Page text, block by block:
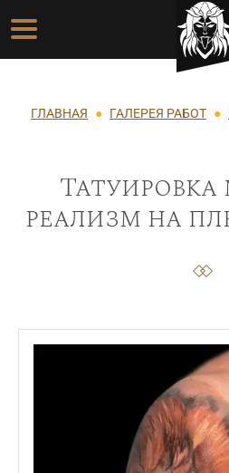
Перейти к основному
Основная
Строка
ГЛАВНАЯ ГАЛЕРЕЯ РАБОТ
реализм на